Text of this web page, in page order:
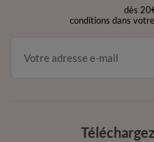
dès
conditions dans